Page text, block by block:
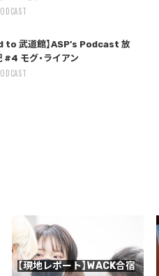
to 武道館】ASP’s Podcast 放
#4 モグ・ライアン
【現地レポート】WACK合宿